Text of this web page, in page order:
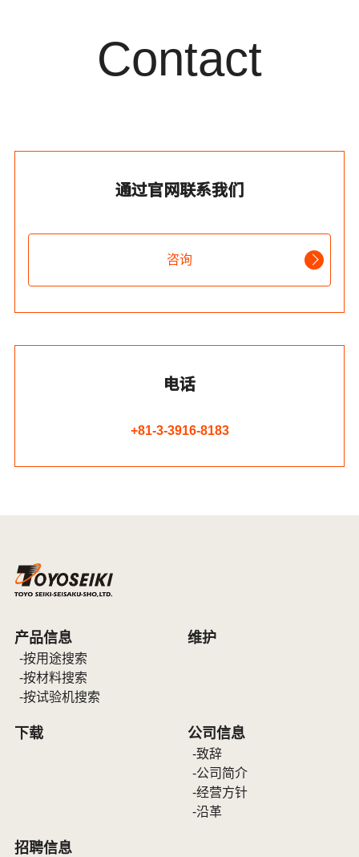
Contact
通过官网联系我们
咨询
电话
+81-3-3916-8183
产品信息
按用途搜索
按材料搜索
按试验机搜索
维护
下载 公司信息
致辞
公司简介
经营方针
沿革
招聘信息